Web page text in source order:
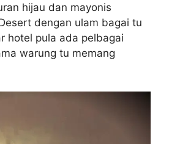
hijau dan mayonis
dengan ulam bagai tu
hotel pula ada pelbagai
warung tu memang